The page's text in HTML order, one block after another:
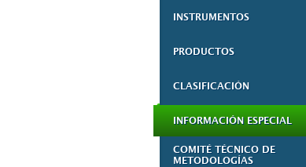
INSTRUMENTOS
PRODUCTOS
CLASIFICACIÓN
INFORMACIÓN ESPECIAL
COMITÉ TÉCNICO DE
METODOLOGÍAS